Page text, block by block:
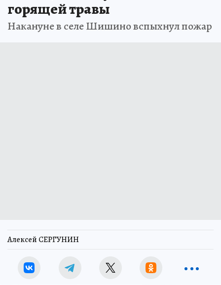
горящей травы
Накануне в селе Шишино вспыхнул пожар
Алексей СЕРГУНИН